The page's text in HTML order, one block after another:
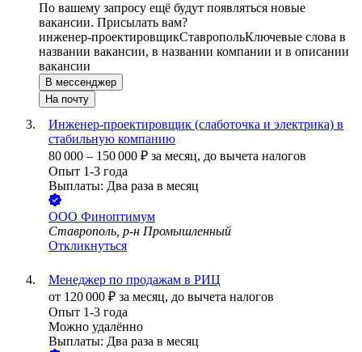
По вашему запросу ещё будут появляться новые
вакансии. Присылать вам?
инженер-проектировщикСтавропольКлючевые слова в
названии вакансии, в названии компании и в описании
вакансии
В мессенджер
На почту
Инженер-проектировщик (слаботочка и электрика) в
стабильную компанию
80 000 – 150 000 ₽ за месяц, до вычета налогов
Опыт 1-3 года
Выплаты: Два раза в месяц
ООО Финоптимум
Ставрополь, р-н Промышленный
Откликнуться
Менеджер по продажам в РИЦ
от 120 000 ₽ за месяц, до вычета налогов
Опыт 1-3 года
Можно удалённо
Выплаты: Два раза в месяц